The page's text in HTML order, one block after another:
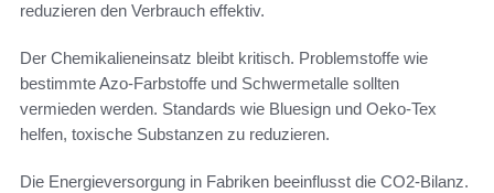
reduzieren den Verbrauch effektiv.
Der Chemikalieneinsatz bleibt kritisch. Problemstoffe wie
bestimmte Azo-Farbstoffe und Schwermetalle sollten
vermieden werden. Standards wie Bluesign und Oeko-Tex
helfen, toxische Substanzen zu reduzieren.
Die Energieversorgung in Fabriken beeinflusst die CO2-Bilanz.